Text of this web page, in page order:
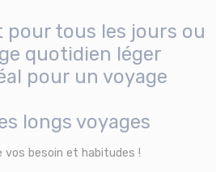
pour tous les jours ou
quotidien léger
pour un voyage
longs voyages
vos besoin et habitudes !